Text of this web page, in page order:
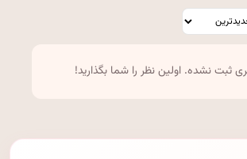
ثبت نشده. اولین نظر را شما بگذارید!